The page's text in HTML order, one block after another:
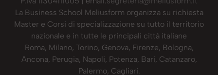
La Business School Meliusform organizza su richiesta
Master e Corsi di specializzazione su tutto il territorio
nazionale e in tutte le principali città italiane
Roma, Milano, Torino, Genova, Firenze, Bologna,
Ancona, Perugia, Napoli, Potenza, Bari, Catanzaro,
Palermo, Cagliari.